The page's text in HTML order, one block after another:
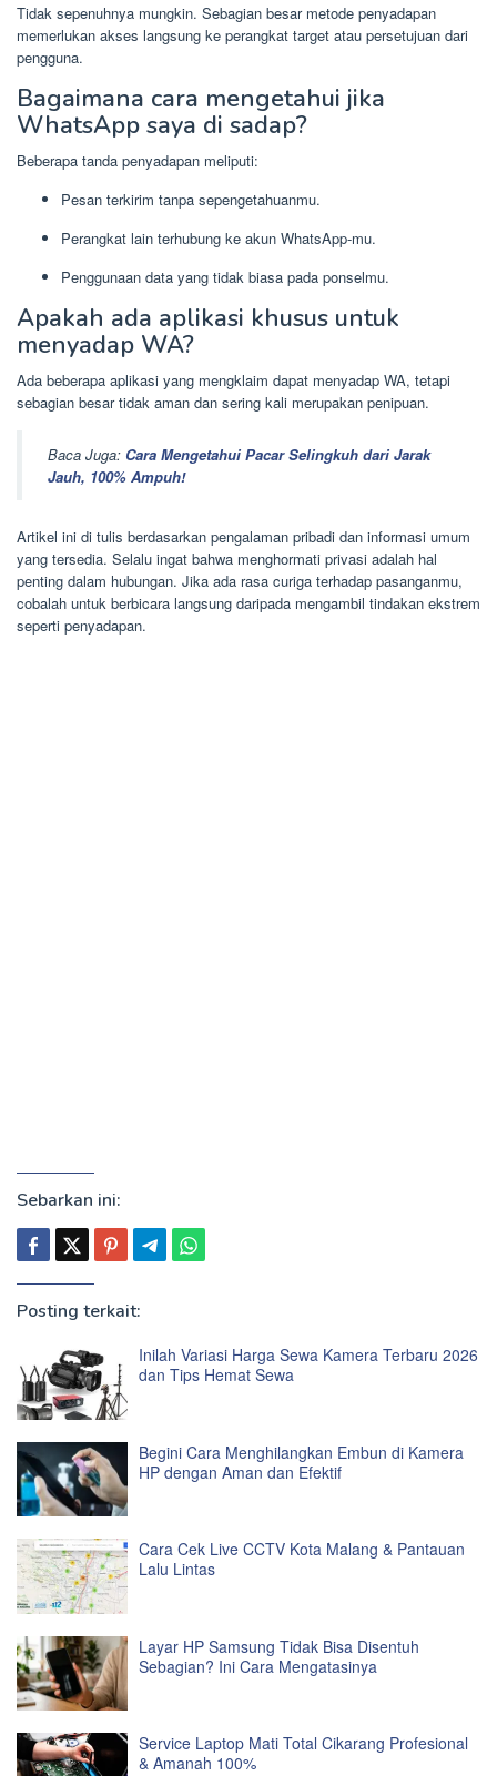
Tidak sepenuhnya mungkin. Sebagian besar metode penyadapan
memerlukan akses langsung ke perangkat target atau persetujuan dari
pengguna.
Bagaimana cara mengetahui jika
WhatsApp saya di sadap?
Beberapa tanda penyadapan meliputi:
Pesan terkirim tanpa sepengetahuanmu.
Perangkat lain terhubung ke akun WhatsApp-mu.
Penggunaan data yang tidak biasa pada ponselmu.
Apakah ada aplikasi khusus untuk
menyadap WA?
Ada beberapa aplikasi yang mengklaim dapat menyadap WA, tetapi
sebagian besar tidak aman dan sering kali merupakan penipuan.
Baca Juga: Cara Mengetahui Pacar Selingkuh dari Jarak
Jauh, 100% Ampuh!
Artikel ini di tulis berdasarkan pengalaman pribadi dan informasi umum
yang tersedia. Selalu ingat bahwa menghormati privasi adalah hal
penting dalam hubungan. Jika ada rasa curiga terhadap pasanganmu,
cobalah untuk berbicara langsung daripada mengambil tindakan ekstrem
seperti penyadapan.
Sebarkan ini:
Posting terkait:
Inilah Variasi Harga Sewa Kamera Terbaru 2026
dan Tips Hemat Sewa
Begini Cara Menghilangkan Embun di Kamera
HP dengan Aman dan Efektif
Cara Cek Live CCTV Kota Malang & Pantauan
Lalu Lintas
Layar HP Samsung Tidak Bisa Disentuh
Sebagian? Ini Cara Mengatasinya
Service Laptop Mati Total Cikarang Profesional
& Amanah 100%